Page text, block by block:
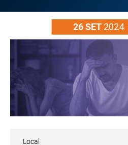
26SET 2024
Local